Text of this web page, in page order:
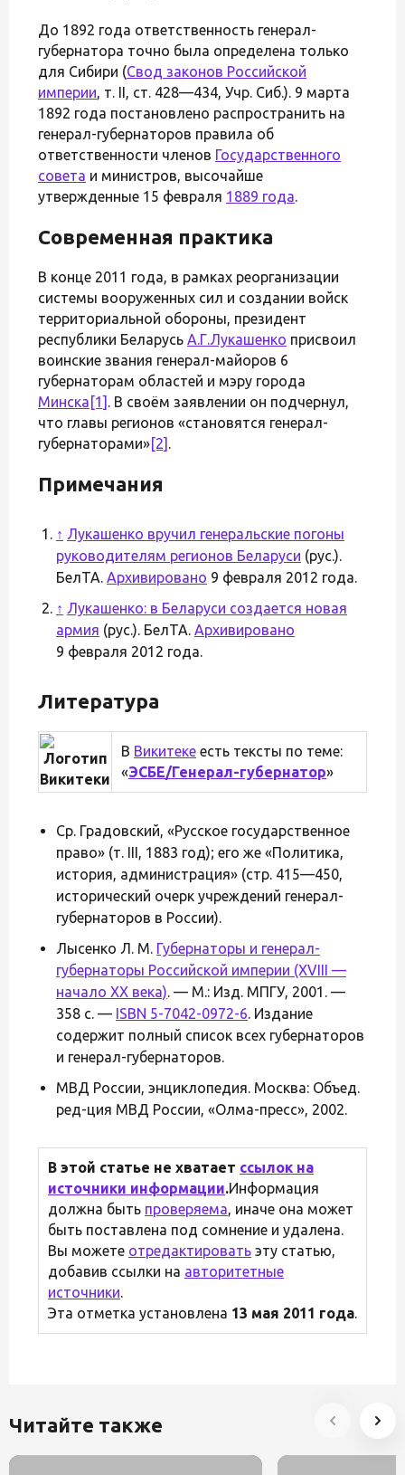
До 1892 года ответственность генерал-
губернатора точно была определена только
для Сибири (Свод законов Российской
империи, т. II, ст. 428—434, Учр. Сиб.). 9 марта
1892 года постановлено распространить на
генерал-губернаторов правила об
ответственности членов Государственного
совета и министров, высочайше
утвержденные 15 февраля 1889 года.
Современная практика
В конце 2011 года, в рамках реорганизации
системы вооруженных сил и создании войск
территориальной обороны, президент
республики Беларусь А.Г.Лукашенко присвоил
воинские звания генерал-майоров 6
губернаторам областей и мэру города
Минска [1] . В своём заявлении он подчернул,
что главы регионов «становятся генерал-
губернаторами»[2] .
Примечания
↑ Лукашенко вручил генеральские погоны
руководителям регионов Беларуси (рус.).
БелТА. Архивировано 9 февраля 2012 года.
↑ Лукашенко: в Беларуси создается новая
армия (рус.). БелТА. Архивировано
9 февраля 2012 года.
Литература
В Викитеке есть тексты по теме:
«ЭСБЕ/Генерал-губернатор»
Ср. Градовский, «Русское государственное
право» (т. III, 1883 год); его же «Политика,
история, администрация» (стр. 415—450,
исторический очерк учреждений генерал-
губернаторов в России).
Лысенко Л. М. Губернаторы и генерал-
губернаторы Российской империи (XVIII —
начало XX века). — М.: Изд. МПГУ, 2001. —
358 с. — ISBN 5-7042-0972-6. Издание
содержит полный список всех губернаторов
и генерал-губернаторов.
МВД России, энциклопедия. Москва: Объед.
ред-ция МВД России, «Олма-пресс», 2002.
В этой статье не хватает ссылок на
источники информации.Информация
должна быть проверяема, иначе она может
быть поставлена под сомнение и удалена.
Вы можете отредактировать эту статью,
добавив ссылки на авторитетные
источники.
Эта отметка установлена 13 мая 2011 года.
Читайте также